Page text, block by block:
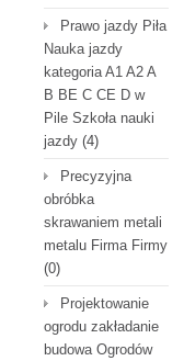
Prawo jazdy Piła
Nauka jazdy
kategoria A1 A2 A
B BE C CE D‎ w
Pile Szkoła nauki
jazdy (4)
Precyzyjna
obróbka
skrawaniem metali
metalu Firma Firmy
(0)
Projektowanie
ogrodu zakładanie
budowa Ogrodów